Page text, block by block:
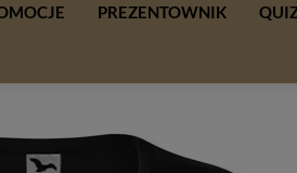
PREZENTOWNIK